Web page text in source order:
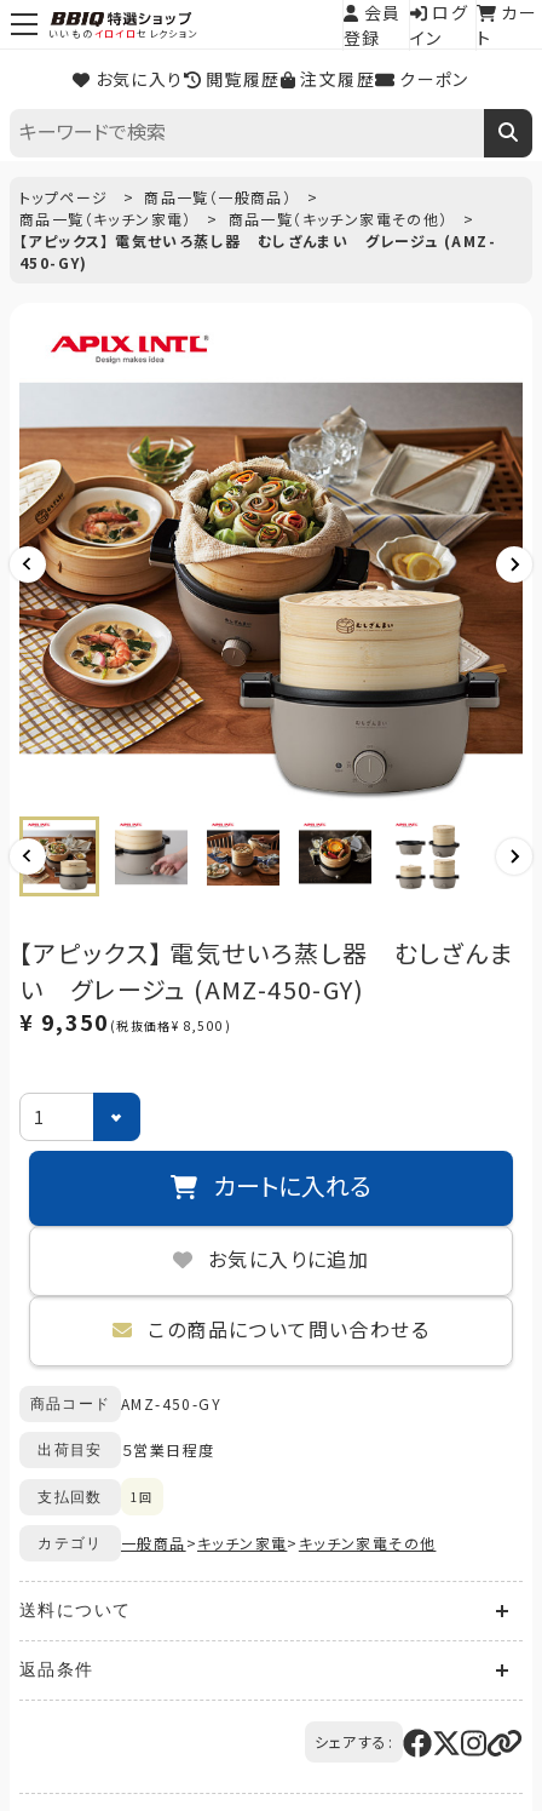
いいものイロイロセレクション
お気に入り 閲覧履歴 注文履歴 クーポン
会員
登録
ログ
イン
カー
ト
トップページ
商品一覧（一般商品）
商品一覧（キッチン家電）
商品一覧（キッチン家電その他）
【アピックス】 電気せいろ蒸し器 むしざんまい グレージュ (AMZ-
450-GY)
【アピックス】 電気せいろ蒸し器 むしざんま
い グレージュ (AMZ-450-GY)
¥ 9,350 (税抜価格¥ 8,500)
カートに入れる
お気に入りに追加
この商品について問い合わせる
商品コード AMZ-450-GY
出荷目安 ５営業日程度
支払回数 1回
カテゴリ 一般商品>キッチン家電> キッチン家電その他
送料について
じて異なります。
また、複数の商品を同時にご購入された場合、送料は商品ごと
ご購入のお手続きの際、「お届け先入力」の画面にてお届け先情
返品条件
14日以内にQTnetお客さまセンターにお電話にてご連絡くださ
交換または返品とさせていただきます。（送料は当社負担）
シェアする: